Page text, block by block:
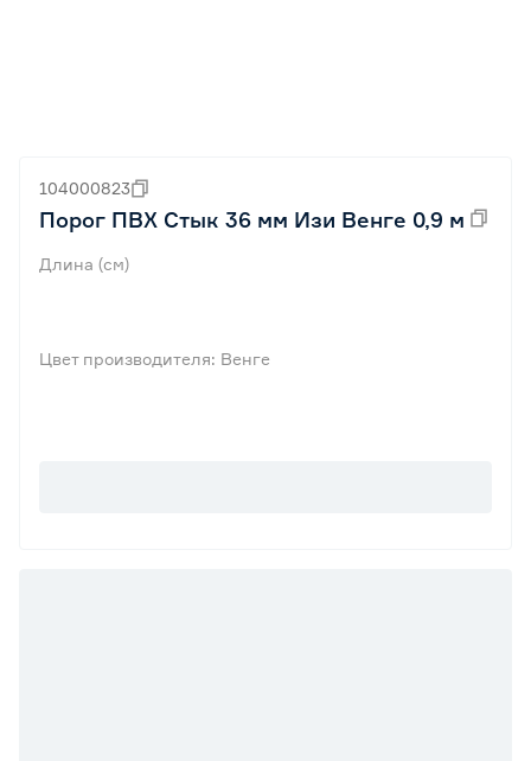
104000823
Порог ПВХ Стык 36 мм Изи Венге 0,9 м
Длина (см)
Цвет производителя: Венге